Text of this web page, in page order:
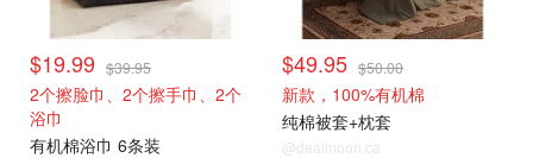
$19.99 $39.95
2个擦脸巾、2个擦手巾、2个
浴巾
有机棉浴巾 6条装
$49.95 $50.00
新款，100%有机棉
纯棉被套+枕套
@dealmoon.ca